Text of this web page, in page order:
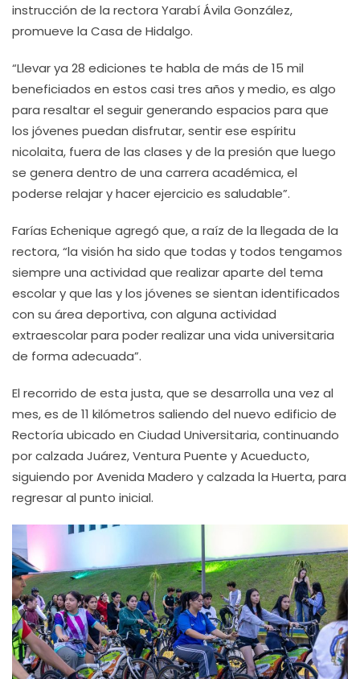
instrucción de la rectora Yarabí Ávila González,
promueve la Casa de Hidalgo.
“Llevar ya 28 ediciones te habla de más de 15 mil
beneficiados en estos casi tres años y medio, es algo
para resaltar el seguir generando espacios para que
los jóvenes puedan disfrutar, sentir ese espíritu
nicolaita, fuera de las clases y de la presión que luego
se genera dentro de una carrera académica, el
poderse relajar y hacer ejercicio es saludable”.
Farías Echenique agregó que, a raíz de la llegada de la
rectora, “la visión ha sido que todas y todos tengamos
siempre una actividad que realizar aparte del tema
escolar y que las y los jóvenes se sientan identificados
con su área deportiva, con alguna actividad
extraescolar para poder realizar una vida universitaria
de forma adecuada”.
El recorrido de esta justa, que se desarrolla una vez al
mes, es de 11 kilómetros saliendo del nuevo edificio de
Rectoría ubicado en Ciudad Universitaria, continuando
por calzada Juárez, Ventura Puente y Acueducto,
siguiendo por Avenida Madero y calzada la Huerta, para
regresar al punto inicial.